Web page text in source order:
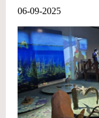
06-09-2025